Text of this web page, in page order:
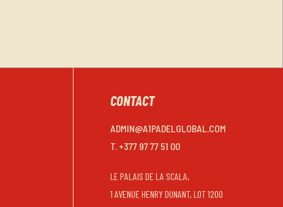
CONTACT
ADMIN@A1PADELGLOBAL.COM
T. +377 97 77 51 00
LE PALAIS DE LA SCALA,
1 AVENUE HENRY DUNANT, LOT 1200